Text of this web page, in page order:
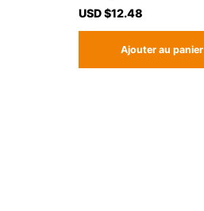
USD $12.48
Ajouter au panier